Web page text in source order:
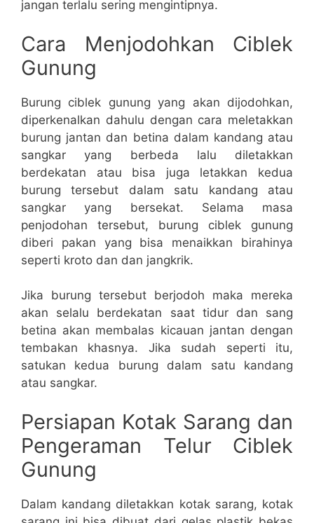
jangan terlalu sering mengintipnya.
Cara Menjodohkan Ciblek
Gunung
Burung ciblek gunung yang akan dijodohkan,
diperkenalkan dahulu dengan cara meletakkan
burung jantan dan betina dalam kandang atau
sangkar yang berbeda lalu diletakkan
berdekatan atau bisa juga letakkan kedua
burung tersebut dalam satu kandang atau
sangkar yang bersekat. Selama masa
penjodohan tersebut, burung ciblek gunung
diberi pakan yang bisa menaikkan birahinya
seperti kroto dan dan jangkrik.
Jika burung tersebut berjodoh maka mereka
akan selalu berdekatan saat tidur dan sang
betina akan membalas kicauan jantan dengan
tembakan khasnya. Jika sudah seperti itu,
satukan kedua burung dalam satu kandang
atau sangkar.
Persiapan Kotak Sarang dan
Pengeraman Telur Ciblek
Gunung
Dalam kandang diletakkan kotak sarang, kotak